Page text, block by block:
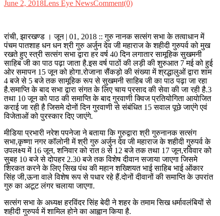
June 2, 2018Lens Eye NewsComment(0)
रांची, झारखण्ड । जून | 01, 2018 :: गुरु नानक सत्संग सभा के तत्वाधान में
पंचम पातशाह धन धन श्री गुरु अर्जुन देव जी महाराज के शहीदी गुरुपर्व को मुख
रखते हुए स्त्री सत्संग सभा द्वारा हर वर्ष 40 दिन लगातार सामूहिक सुखमनी
साहिब जी का पाठ पढ़ा जाता है.इस वर्ष पाठों की लड़ी की शुरुआत 7 मई को हुई
ओर समापन 15 जून को होगा.रोजाना सैंकड़ो की संख्या में श्रद्धालुओं द्वारा शाम
4 बजे से 5 बजे तक सामूहिक रूप से सुखमनी साहिब जी का पाठ पढ़ा जा रहा
है.समाप्ति के बाद सभा द्वारा संगत के लिए चाय प्रसाद की सेवा की जा रही है.3
तथा 10 जून को पाठ की समाप्ति के बाद गुरवाणी क्विज प्रतियोगिता आयोजित
कराई जा रही है जिसमे दोनों दिन गुरवाणी से संबंधित 15 सवाल पूछे जाएंगे एवं
विजेताओं को पुरस्कार दिए जाएंगे.
मीडिया प्रभारी नरेश पपनेजा ने बताया कि गुरुद्वारा श्री गुरुनानक सत्संग
सभा,कृष्णा नगर कॉलोनी में श्री गुरु अर्जुन देव जी महाराज के शहीदी गुरुपर्व के
उपलक्ष्य में 16 जून, शनिवार को रात 8 से 12 बजे तक तथा 17 जून,रविवार को
सुबह 10 बजे से दोपहर 2.30 बजे तक विशेष दीवान सजाया जाएगा जिसमे
शिरकत करने के लिए सिख पंथ की महान शख्शियत भाई साहिब भाई ओंकार
सिंह जी,ऊना वाले विशेष रूप से पधार रहे हैं.दोनों दीवानों की समाप्ति के उपरांत
गुरु का अटूट लंगर चलाया जाएगा.
सत्संग सभा के अध्यक्ष हरविंदर सिंह बेदी ने शहर के तमाम सिख धर्मावलंबियों से
शहीदी गुरुपर्व में शामिल होने का आह्वान किया है.